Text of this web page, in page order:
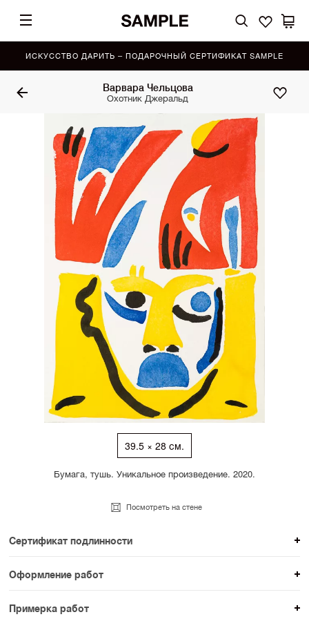
ИСКУССТВО ДАРИТЬ – ПОДАРОЧНЫЙ СЕРТИФИКАТ SAMPLE
Варвара Чельцова
Охотник Джеральд
39.5 × 28 см.
Бумага, тушь. Уникальное произведение. 2020.
Посмотреть на стене
Сертификат подлинности
К каждому авторскому произведению мы
прикладываем сертификат подлинности. Для товаров
раздела SAMPLE СЕРИЯ сертификаты не
Оформление работ
При покупке произведения вы можете выбрать и
Примерка работ